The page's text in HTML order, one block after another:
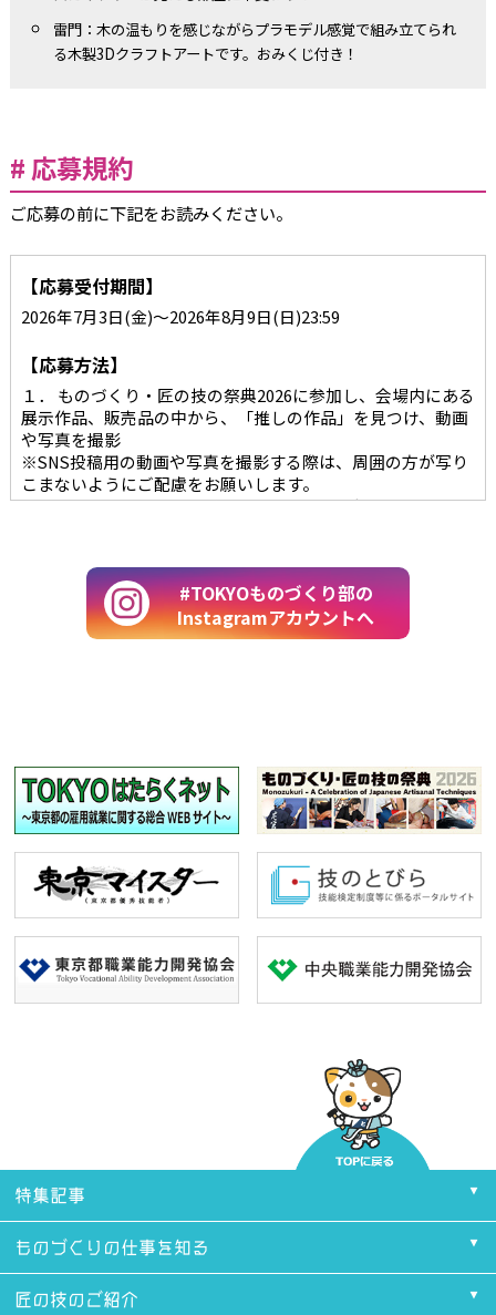
雷門：木の温もりを感じながらプラモデル感覚で組み立てられ
る木製3Dクラフトアートです。おみくじ付き！
応募規約
ご応募の前に下記をお読みください。
【応募受付期間】
2026年7月3日(金)～2026年8月9日(日)23:59
【応募方法】
１． ものづくり・匠の技の祭典2026に参加し、会場内にある
展示作品、販売品の中から、「推しの作品」を見つけ、動画
や写真を撮影
※SNS投稿用の動画や写真を撮影する際は、周囲の方が写り
こまないようにご配慮をお願いします。
２．#TOKYOものづくり部のInstagramアカウント(@tokyo
魅力をコメントし投稿
【プレゼント内容】
【当選結果】
ご応募いただいた方から厳正なる抽選の上、当選者を決定い
たします。当選結果はInstagramのダイレクトメッセージ(D
M)にてご連絡をさせていただきます。
【発送時期】
2026年8月中予定
【応募規約】
※国内にお住まいのフォロワー限定です。
※未成年の方は、親権者の方が応募規約に同意いただいた上
でキャンペーンの応募をお願いいたします。
※アカウントが非公開になっている方、抽選時に当アカウン
トをフォローしていない方、ダイレクトメッセージを受信拒
否設定になっている方には、ご連絡ができないためご応募の
対象外となります。
※当選結果のダイレクトメッセージ受信後、1週間ご返信が
※アカウント名を変更または削除した場合は、当選の権利が
無効となります。
※商品の返品・交換・配送業者より＃TOKYOものづくり部運
#TOKYOものづくり部の
Instagramアカウントへ
特集記事
ものづくりの仕事を知る
匠の技のご紹介